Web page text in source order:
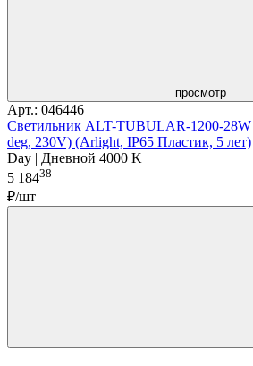
просмотр
Арт.: 046446
Светильник ALT-TUBULAR-1200-
deg, 230V) (Arlight, IP65 Пластик, 5 лет)
Day | Дневной 4000 K
5 18438
₽/шт